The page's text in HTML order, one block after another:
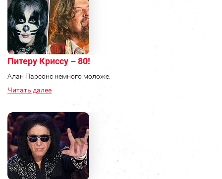
Питеру Криссу – 80!
Алан Парсонс немного моложе.
Читать далее